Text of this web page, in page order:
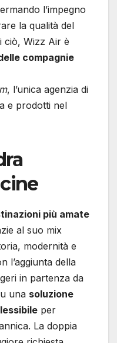
l’impegno
la qualità del
ciò, Wizz Air è
compagnie
, l’unica agenzia di
e prodotti nel
più amate
al suo mix
modernità e
l’aggiunta della
in partenza da
una soluzione
per
La doppia